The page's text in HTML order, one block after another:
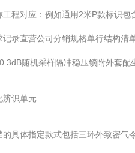
程对应：例如通用2米P款标识
录直营公司分销规格单行结构
随机采样隔冲稳压锁附外套配
辨识单元
具体指定款式包括三环外致密